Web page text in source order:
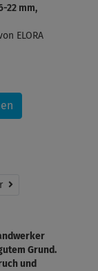
22 mm,
ELORA
Grund.
und